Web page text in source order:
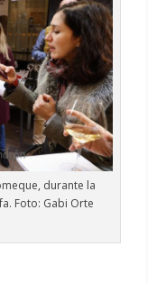
durante la
Foto: Gabi Orte